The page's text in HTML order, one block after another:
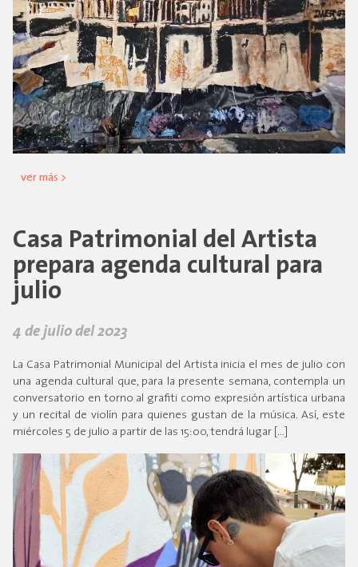
ver más >
Casa Patrimonial del Artista
prepara agenda cultural para
julio
4 de julio del 2023
La Casa Patrimonial Municipal del Artista inicia el mes de julio con
una agenda cultural que, para la presente semana, contempla un
conversatorio en torno al grafiti como expresión artística urbana
y un recital de violín para quienes gustan de la música. Así, este
miércoles 5 de julio a partir de las 15:00, tendrá lugar […]